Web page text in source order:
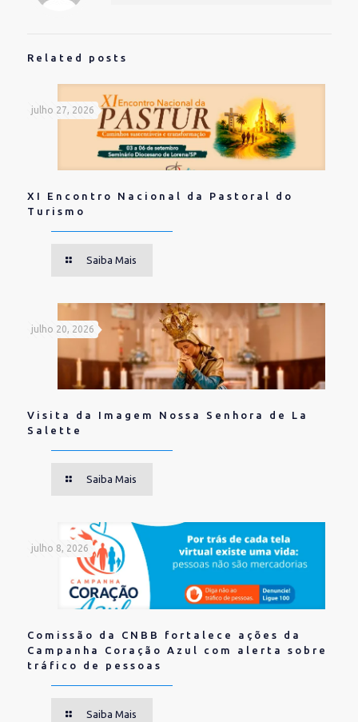
Related posts
julho 27, 2026
XI Encontro Nacional da Pastoral do
Turismo
Saiba Mais
julho 20, 2026
Visita da Imagem Nossa Senhora de La
Salette
Saiba Mais
julho 8, 2026
Comissão da CNBB fortalece ações da
Campanha Coração Azul com alerta sobre
tráfico de pessoas
Saiba Mais